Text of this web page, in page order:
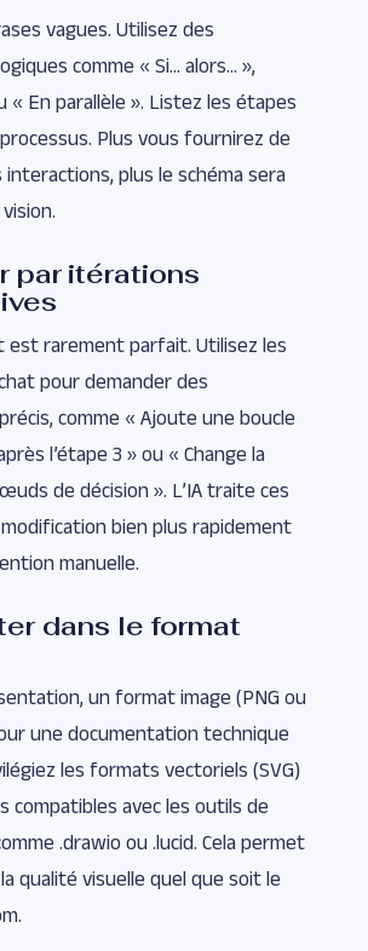
vagues. Utilisez des
comme « Si… alors… »,
« En parallèle ». Listez les étapes
Plus vous fournirez de
plus le schéma sera
par itérations
est rarement parfait. Utilisez les
pour demander des
comme « Ajoute une boucle
l’étape 3 » ou « Change la
de décision ». L’IA traite ces
bien plus rapidement
manuelle.
dans le format
un format image (PNG ou
une documentation technique
les formats vectoriels (SVG)
compatibles avec les outils de
.drawio ou .lucid. Cela permet
qualité visuelle quel que soit le